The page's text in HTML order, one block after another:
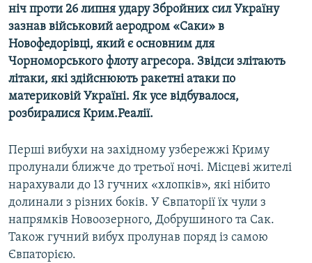
ніч проти 26 липня удару Збройних сил Україну
зазнав військовий аеродром «Саки» в
Новофедорівці, який є основним для
Чорноморського флоту агресора. Звідси злітають
літаки, які здійснюють ракетні атаки по
материковій Україні. Як усе відбувалося,
розбиралися Крим.Реалії.
Перші вибухи на західному узбережжі Криму
пролунали ближче до третьої ночі. Місцеві жителі
нарахували до 13 гучних «хлопків», які нібито
долинали з різних боків. У Євпаторії їх чули з
напрямків Новоозерного, Добрушиного та Сак.
Також гучний вибух пролунав поряд із самою
Євпаторією.